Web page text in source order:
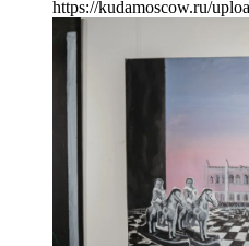
https://kudamoscow.ru/